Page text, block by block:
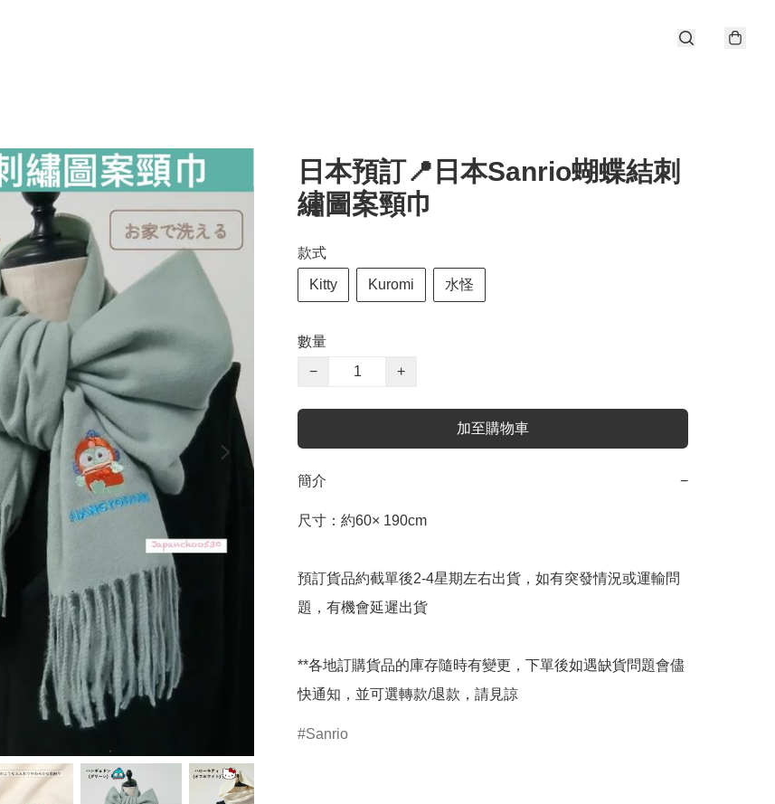
日本預訂📍日本Sanrio蝴蝶結刺
繡圖案頸巾
款式
Kitty Kuromi 水怪
數量
−
+
加至購物車
簡介 −
尺寸：約60× 190cm
預訂貨品約截單後2-4星期左右出貨，如有突發情況或運輸問
題，有機會延遲出貨
**各地訂購貨品的庫存隨時有變更，下單後如遇缺貨問題會儘
快通知，並可選轉款/退款，請見諒
Sanrio